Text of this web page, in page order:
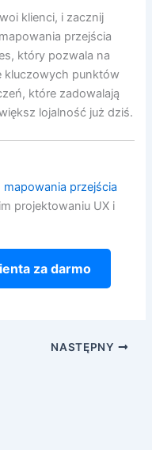
klienci, i zacznij
przejścia
który pozwala na
kluczowych punktów
które zadowalają
lojalność już dziś.
mapowania przejścia
projektowaniu UX i
za darmo
NASTĘPNY